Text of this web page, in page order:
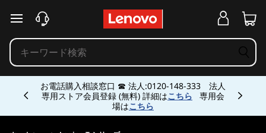
e
n
v
メインコンテンツにスキップする
お電話購入相談窓口 ☎ 法人:0120-148-333 法人
専用ストア会員登録 (無料) 詳細はこちら
専用会
場はこちら
Currently displaying item 5 of 5